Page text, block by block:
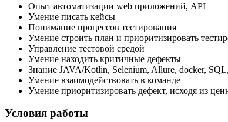
Опыт автоматизации web приложений, API
Умение писать кейсы
Понимание процессов тестирования
Умение строить план и приоритизировать
Управление тестовой средой
Умение находить критичные дефекты
Знание JAVA/Kotlin, Selenium, Allure, docker,
Умение взаимодействовать в команде
Умение приоритизировать дефект, исходя из
Условия работы